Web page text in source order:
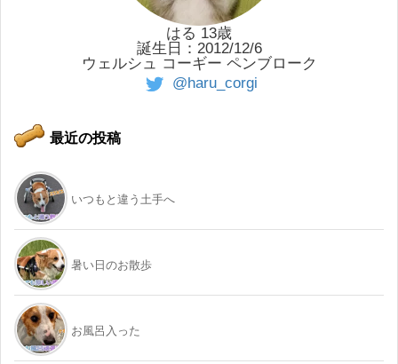
はる 13歳
誕生日：2012/12/6
ウェルシュ コーギー ペンブローク
@haru_corgi
最近の投稿
いつもと違う土手へ
暑い日のお散歩
お風呂入った